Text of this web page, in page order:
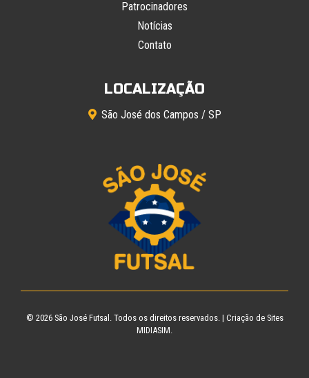
Patrocinadores
Notícias
Contato
LOCALIZAÇÃO
São José dos Campos / SP
© 2026 São José Futsal . Todos os direitos reservados. | Criação de Sites
MIDIASIM.